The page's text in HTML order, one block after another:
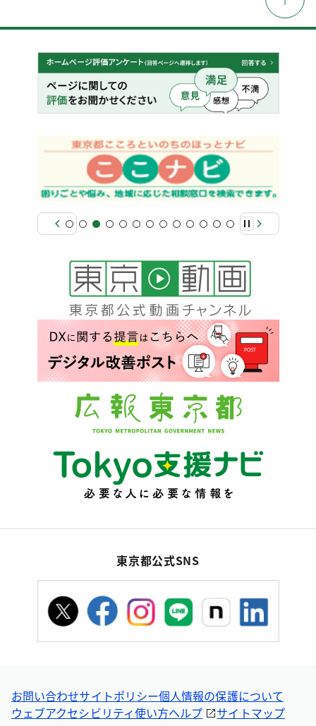
東京都公式SNS
お問い合わせサイトポリシー個人情報の保護について
ウェブアクセシビリティ使い方ヘルプ サイトマップ